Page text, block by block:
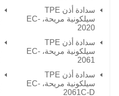
سدادة أذن TPE
سيلكونية مريحة، EC-
2020
سدادة أذن TPE
سيلكونية مريحة، EC-
2061
سدادة أذن TPE
سيلكونية مريحة، EC-
2061C-D